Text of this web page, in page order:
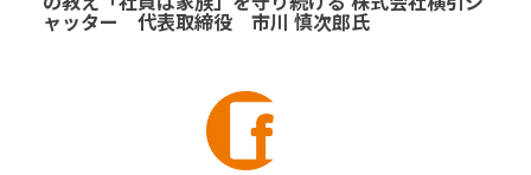
ャッター 代表取締役 市川 慎次郎氏